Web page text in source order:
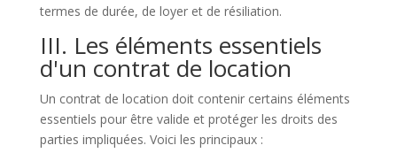
termes de durée, de loyer et de résiliation.
III. Les éléments essentiels
d'un contrat de location
Un contrat de location doit contenir certains éléments
essentiels pour être valide et protéger les droits des
parties impliquées. Voici les principaux :